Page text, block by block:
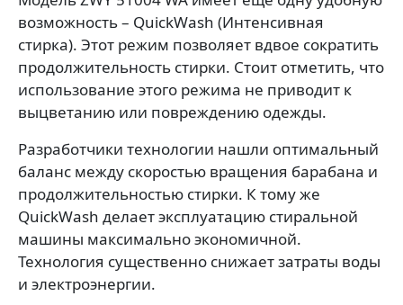
возможность – QuickWash (Интенсивная
стирка). Этот режим позволяет вдвое сократить
продолжительность стирки. Стоит отметить, что
использование этого режима не приводит к
выцветанию или повреждению одежды.
Разработчики технологии нашли оптимальный
баланс между скоростью вращения барабана и
продолжительностью стирки. К тому же
QuickWash делает эксплуатацию стиральной
машины максимально экономичной.
Технология существенно снижает затраты воды
и электроэнергии.